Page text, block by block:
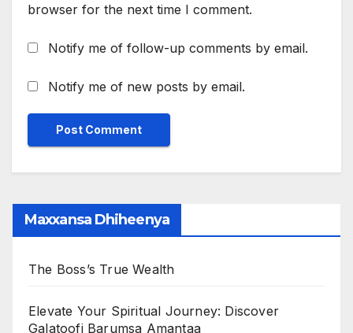
browser for the next time I comment.
Notify me of follow-up comments by email.
Notify me of new posts by email.
Maxxansa Dhiheenya
The Boss’s True Wealth
Elevate Your Spiritual Journey: Discover
Galatoofi Barumsa Amantaa